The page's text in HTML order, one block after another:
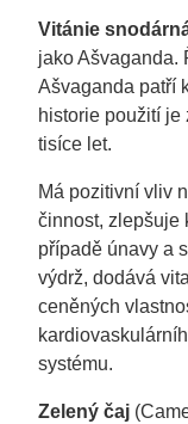
Vitánie
jako Ašvaganda.
Ašvaganda patří
historie použití je
tisíce let.
Má pozitivní vliv
činnost, zlepšuje
případě únavy a
výdrž, dodává
ceněných
systému.
Zelený čaj